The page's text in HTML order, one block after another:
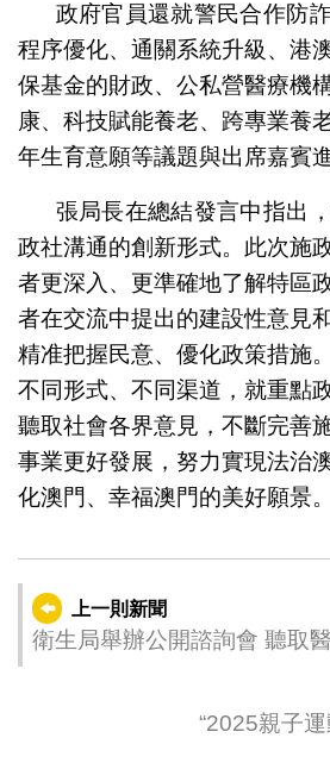
政府官員還就警民合作防
程序優化、通關系統升級、港
保基金的財政、公私營醫療機
康、科技賦能養老、跨專業養
年生育意願等議題與出席嘉賓
張局長在總結發言中指出
政社溝通的創新形式。此次施
者更深入、更準確地了解特區
者在交流中提出的建設性意見
精准把握民意、優化政策措施
不同形式、不同渠道，就重點
聽取社會各界意見，不斷完善
事業更好發展，努力實現法治
化澳門、幸福澳門的美好願景。
上一則新聞
衛生局舉辦公開諮詢會 聽取醫療業界對《私營
“2025親子